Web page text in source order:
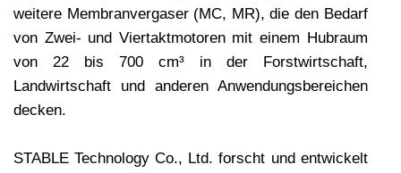
weitere Membranvergaser (MC, MR), die den Bedarf
von Zwei- und Viertaktmotoren mit einem Hubraum
von 22 bis 700 cm³ in der Forstwirtschaft,
Landwirtschaft und anderen Anwendungsbereichen
decken.
STABLE Technology Co., Ltd. forscht und entwickelt